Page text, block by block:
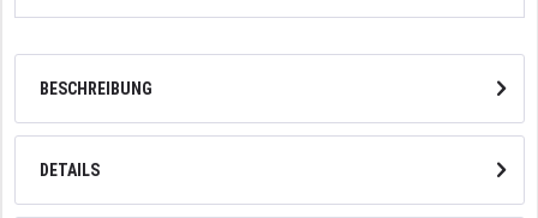
BESCHREIBUNG
DETAILS